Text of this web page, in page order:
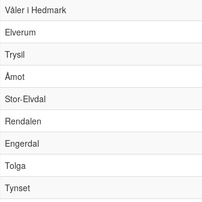
Våler i Hedmark
Elverum
Trysil
Åmot
Stor-Elvdal
Rendalen
Engerdal
Tolga
Tynset